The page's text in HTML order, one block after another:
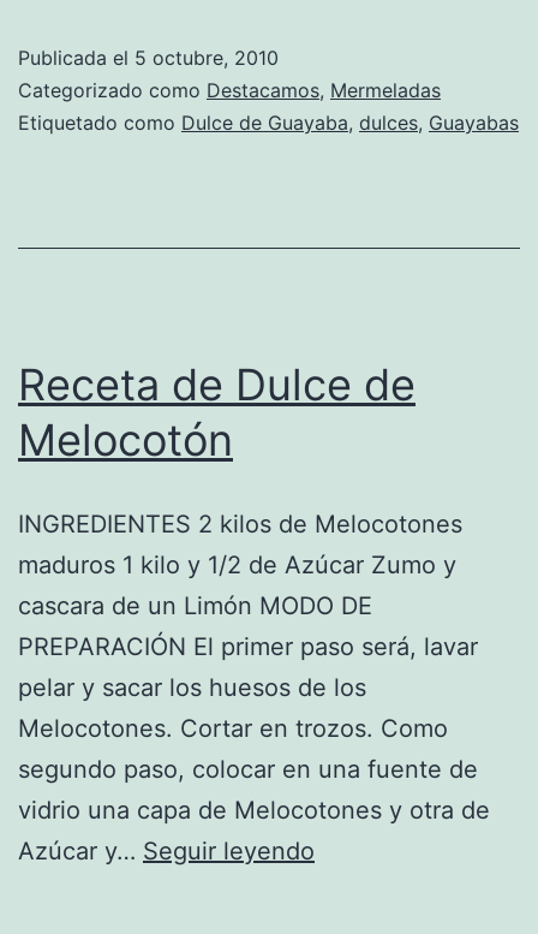
de
Guayaba
Publicada el 5 octubre, 2010
Categorizado como Destacamos, Mermeladas
Etiquetado como Dulce de Guayaba, dulces, Guayabas
Receta de Dulce de
Melocotón
INGREDIENTES 2 kilos de Melocotones
maduros 1 kilo y 1/2 de Azúcar Zumo y
cascara de un Limón MODO DE
PREPARACIÓN El primer paso será, lavar
pelar y sacar los huesos de los
Melocotones. Cortar en trozos. Como
segundo paso, colocar en una fuente de
vidrio una capa de Melocotones y otra de
Azúcar y… Seguir leyendo